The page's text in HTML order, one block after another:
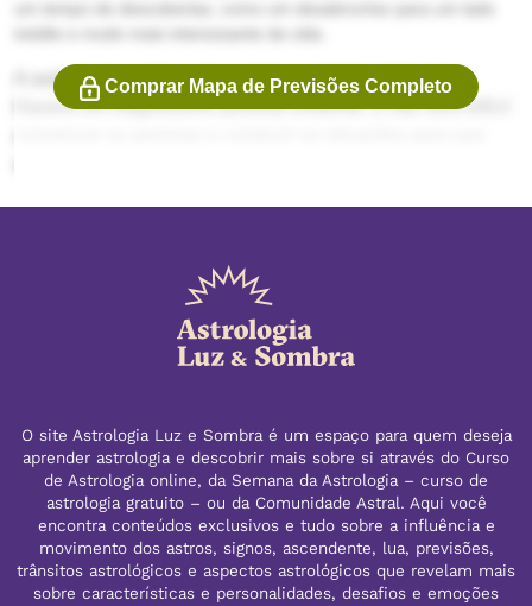
A autoestima será um dos setores mais beneficiados.
Haverá um magnetismo pessoal evidente, e não será difícil
Comprar Mapa de Previsões Completo
O site Astrologia Luz e Sombra é um espaço para quem deseja
aprender astrologia e descobrir mais sobre si através do Curso
de Astrologia online, da Semana da Astrologia – curso de
astrologia gratuito – ou da Comunidade Astral. Aqui você
encontra conteúdos exclusivos e tudo sobre a influência e
movimento dos astros, signos, ascendente, lua, previsões,
trânsitos astrológicos e aspectos astrológicos que revelam mais
sobre características e personalidades, desafios e emoções